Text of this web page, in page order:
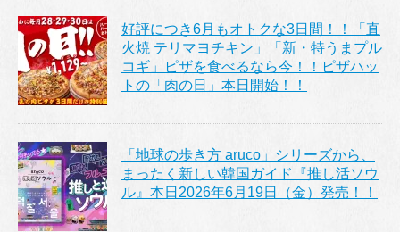
好評につき6月もオトクな3日間！！「直
火焼 テリマヨチキン」「新・特うまプル
コギ」ピザを食べるなら今！！ピザハッ
トの「肉の日」本日開始！！
「地球の歩き方 aruco」シリーズから、
まったく新しい韓国ガイド『推し活ソウ
ル』本日2026年6月19日（金）発売！！